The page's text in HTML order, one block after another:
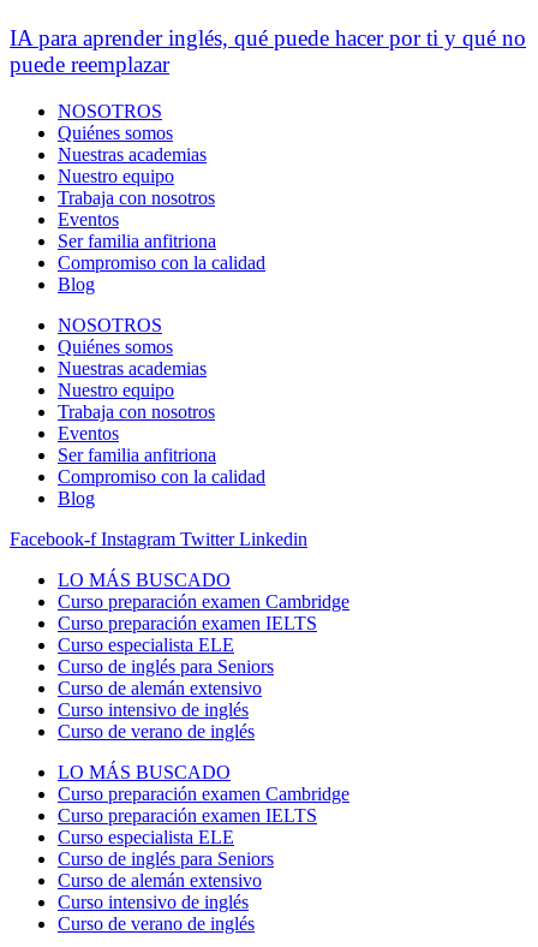
IA para aprender inglés, qué puede hacer por ti y qué no
puede reemplazar
NOSOTROS
Quiénes somos
Nuestras academias
Nuestro equipo
Trabaja con nosotros
Eventos
Ser familia anfitriona
Compromiso con la calidad
Blog
NOSOTROS
Quiénes somos
Nuestras academias
Nuestro equipo
Trabaja con nosotros
Eventos
Ser familia anfitriona
Compromiso con la calidad
Blog
Facebook-f Instagram Twitter Linkedin
LO MÁS BUSCADO
Curso preparación examen Cambridge
Curso preparación examen IELTS
Curso especialista ELE
Curso de inglés para Seniors
Curso de alemán extensivo
Curso intensivo de inglés
Curso de verano de inglés
LO MÁS BUSCADO
Curso preparación examen Cambridge
Curso preparación examen IELTS
Curso especialista ELE
Curso de inglés para Seniors
Curso de alemán extensivo
Curso intensivo de inglés
Curso de verano de inglés